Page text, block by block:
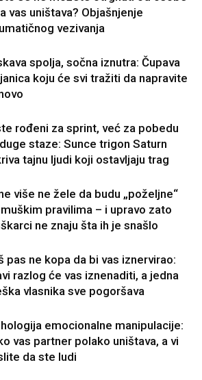
vas uništava? Objašnjenje
vezivanja
spolja, sočna iznutra: Čupava
koju će svi tražiti da napravite
rođeni za sprint, već za pobedu
staze: Sunce trigon Saturn
tajnu ljudi koji ostavljaju trag
više ne žele da budu „poželjne“
pravilima – i upravo zato
ne znaju šta ih je snašlo
pas ne kopa da bi vas iznervirao:
razlog će vas iznenaditi, a jedna
vlasnika sve pogoršava
emocionalne manipulacije:
vas partner polako uništava, a vi
da ste ludi